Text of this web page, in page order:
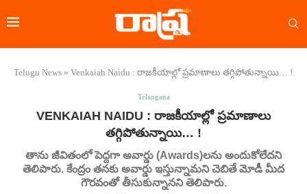
Telugu News » Venkaiah Naidu : రాజకీయాల్లో ప్రమాణాలు తగ్గిపోతున్నాయి… !
Telangana
VENKAIAH NAIDU : రాజకీయాల్లో ప్రమాణాలు
తగ్గిపోతున్నాయి… !
తాను జీవితంలో పెద్దగా అవార్డు (Awards)లను అందుకోలేదని
తెలిపారు. కేంద్రం తనకు అవార్డు ఇస్తున్నామని చెబితే మోడీ మీద
గౌరవంతో తీసుకున్నానని తెలిపారు.